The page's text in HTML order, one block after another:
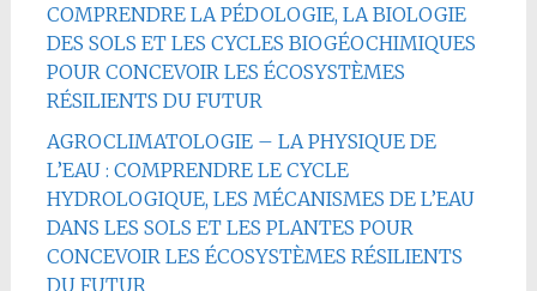
COMPRENDRE LA PÉDOLOGIE, LA BIOLOGIE
DES SOLS ET LES CYCLES BIOGÉOCHIMIQUES
POUR CONCEVOIR LES ÉCOSYSTÈMES
RÉSILIENTS DU FUTUR
AGROCLIMATOLOGIE – LA PHYSIQUE DE
L’EAU : COMPRENDRE LE CYCLE
HYDROLOGIQUE, LES MÉCANISMES DE L’EAU
DANS LES SOLS ET LES PLANTES POUR
CONCEVOIR LES ÉCOSYSTÈMES RÉSILIENTS
DU FUTUR